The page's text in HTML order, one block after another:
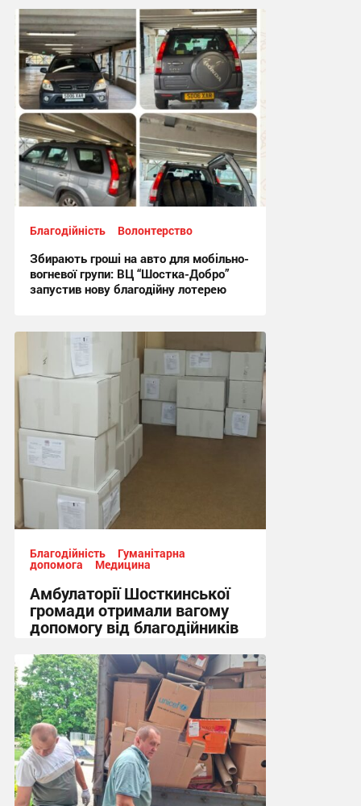
Благодійність Волонтерство
Збирають гроші на авто для мобільно-
вогневої групи: ВЦ “Шостка-Добро”
запустив нову благодійну лотерею
13:20, 29.07.2026
Благодійність Гуманітарна
допомога Медицина
Амбулаторії Шосткинської
громади отримали вагому
допомогу від благодійників
10:05, 22.07.2026